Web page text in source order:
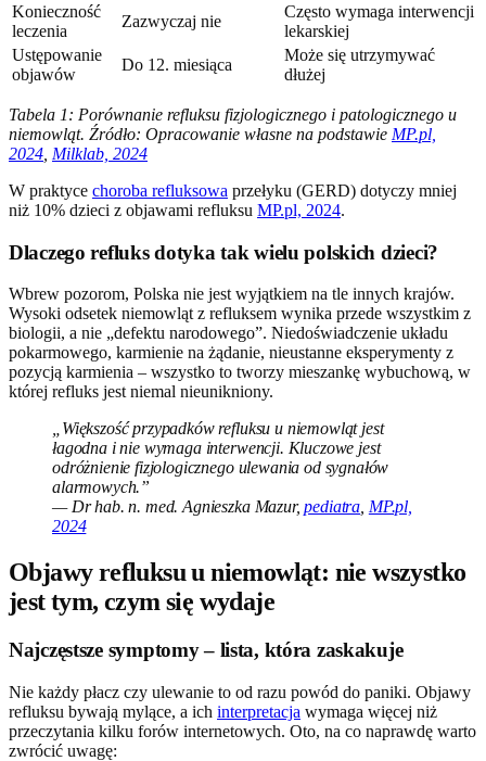
Konieczność
leczenia
Zazwyczaj nie
Często wymaga interwencji
lekarskiej
Ustępowanie
objawów
Do 12. miesiąca
Może się utrzymywać
dłużej
Tabela 1: Porównanie refluksu fizjologicznego i patologicznego u
niemowląt. Źródło: Opracowanie własne na podstawie MP.pl,
2024 Milklab, 2024
W praktyce choroba refluksowa przełyku (GERD) dotyczy mniej
niż 10% dzieci z objawami refluksu MP.pl, 2024.
Dlaczego refluks dotyka tak wielu polskich dzieci?
Wbrew pozorom, Polska nie jest wyjątkiem na tle innych krajów.
Wysoki odsetek niemowląt z refluksem wynika przede wszystkim z
biologii, a nie „defektu narodowego”. Niedoświadczenie układu
pokarmowego, karmienie na żądanie, nieustanne eksperymenty z
pozycją karmienia – wszystko to tworzy mieszankę wybuchową, w
której refluks jest niemal nieunikniony.
„Większość przypadków refluksu u niemowląt jest
łagodna i nie wymaga interwencji. Kluczowe jest
odróżnienie fizjologicznego ulewania od sygnałów
alarmowych.”
— Dr hab. n. med. Agnieszka Mazur,pediatra MP.pl,
2024
Objawy refluksu u niemowląt: nie wszystko
jest tym, czym się wydaje
Najczęstsze symptomy – lista, która zaskakuje
Nie każdy płacz czy ulewanie to od razu powód do paniki. Objawy
refluksu bywają mylące, a ich interpretacja wymaga więcej niż
przeczytania kilku forów internetowych. Oto, na co naprawdę warto
zwrócić uwagę: